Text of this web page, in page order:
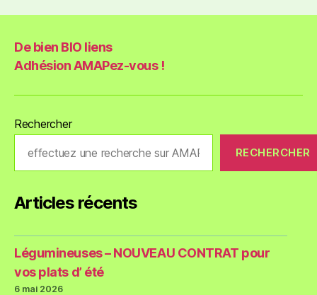
De bien BIO liens
Adhésion AMAPez-vous !
Rechercher
RECHERCHER
Articles récents
Légumineuses – NOUVEAU CONTRAT pour
vos plats d’ été
6 mai 2026